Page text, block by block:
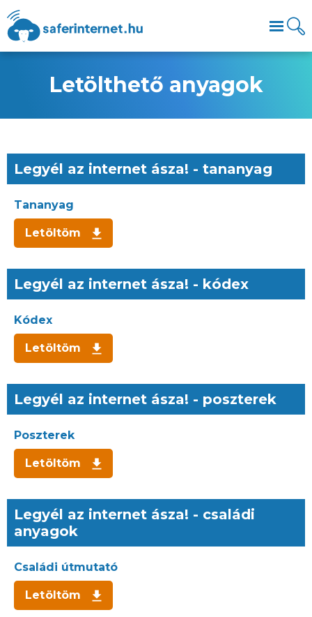
Letölthető anyagok
Legyél az internet ásza! - tananyag
Tananyag
Letöltöm
Legyél az internet ásza! - kódex
Kódex
Letöltöm
Legyél az internet ásza! - poszterek
Poszterek
Letöltöm
Legyél az internet ásza! - családi
anyagok
Családi útmutató
Letöltöm